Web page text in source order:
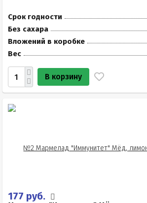
Срок годности
Без сахара
Вложений в коробке
Вес
В корзину
177 руб.